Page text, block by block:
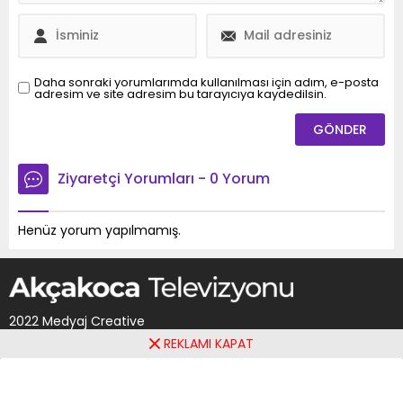
günlerdir. Bu bayramda
dayanışma içinde
olmayı temenni...
Daha sonraki yorumlarımda kullanılması için adım, e-posta
adresim ve site adresim bu tarayıcıya kaydedilsin.
Ziyaretçi Yorumları - 0 Yorum
Henüz yorum yapılmamış.
2022 Medyaj Creative
REKLAMI KAPAT